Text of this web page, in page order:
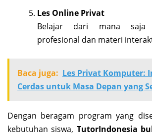
Les Online Privat
Belajar dari mana saja
profesional dan materi
Baca juga: Les Privat Komputer:
Cerdas untuk Masa Depan yang
Dengan beragam program yang
kebutuhan siswa, TutorIndonesia